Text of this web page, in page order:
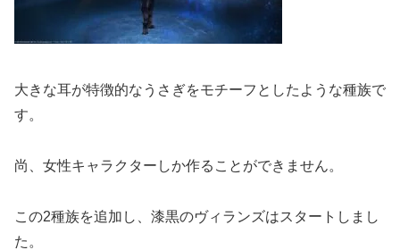
大きな耳が特徴的なうさぎをモチーフとしたような種族で
す。
尚、女性キャラクターしか作ることができません。
この2種族を追加し、漆黒のヴィランズはスタートしまし
た。